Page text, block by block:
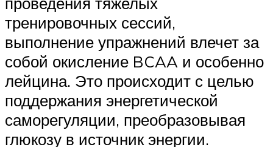
тренировочных сессий,
выполнение упражнений влечет за
собой окисление BCAA и особенно
лейцина. Это происходит с целью
поддержания энергетической
саморегуляции, преобразовывая
глюкозу в источник энергии.